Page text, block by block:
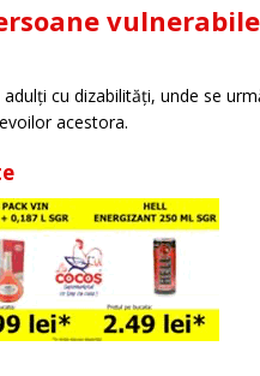
cu dizabilități, unde se
acestora.